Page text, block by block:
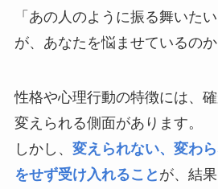
「あの人のように振る舞いた
が、あなたを悩ませているのか
性格や心理行動の特徴には、
変えられる側面があります。
しかし、 変えられない、変わ
をせず受け入れること が、結